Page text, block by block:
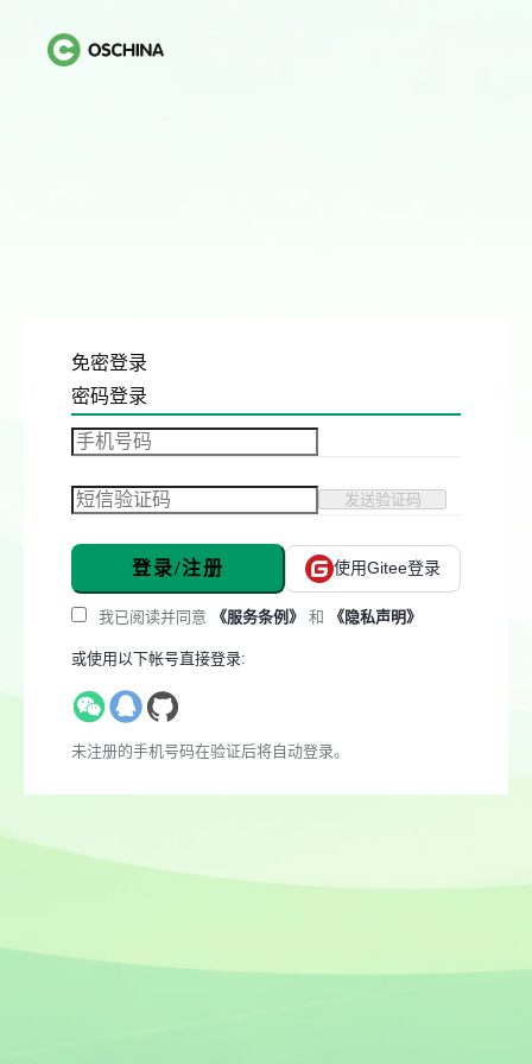
免密登录
密码登录
发送验证码
登录/注册 使用Gitee登录
我已阅读并同意 《服务条例》 和 《隐私声明》
或使用以下帐号直接登录:
未注册的手机号码在验证后将自动登录。